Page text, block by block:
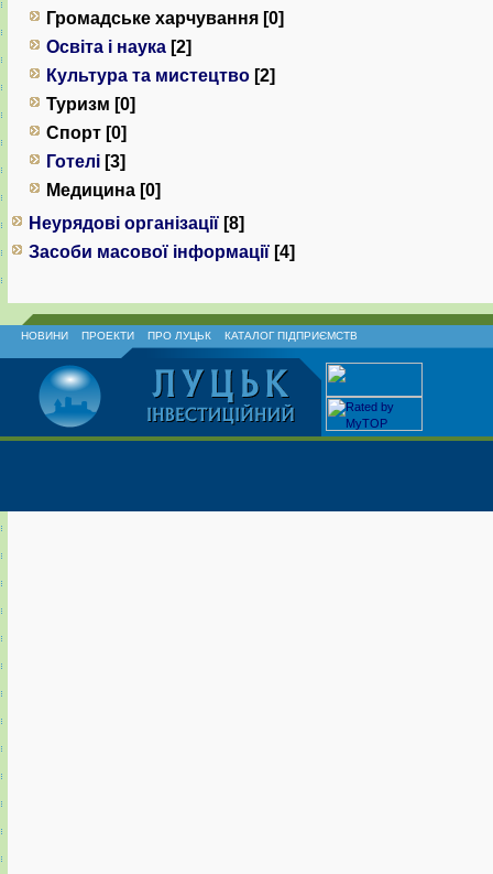
Громадське харчування [0]
Освіта і наука [2]
Культура та мистецтво [2]
Туризм [0]
Спорт [0]
Готелі [3]
Медицина [0]
Неурядові організації [8]
Засоби масової інформації [4]
НОВИНИ ПРОЕКТИ ПРО ЛУЦЬК КАТАЛОГ ПІДПРИЄМСТВ